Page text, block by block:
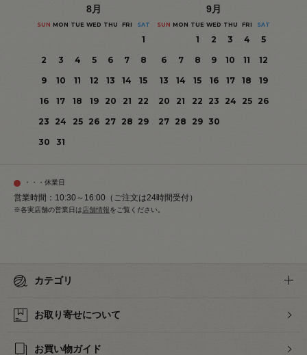
8月
SUN MON TUE WED THU FRI SAT
1
2
3 4 5 6 7
8
9
10 11 12 13 14
15
16
17 18 19 20 21
22
23
24 25 26 27 28 29
30
31
9月
SUN MON TUE WED THU FRI SAT
1 2 3 4
5
6
7 8 9 10 11
12
13
14 15 16 17 18
19
20
21 22 23 24 25
26
27 28 29 30
・・・休業日
営業時間：10:30～16:00（ご注文は24時間受付）
※各実店舗の営業日は店舗情報をご覧ください。
カテゴリ
お取り寄せについて
お買い物ガイド